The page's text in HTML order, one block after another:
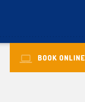
BOOK ONLINE